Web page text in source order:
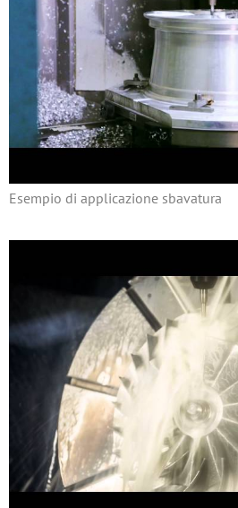
Esempio di applicazione sbavatura